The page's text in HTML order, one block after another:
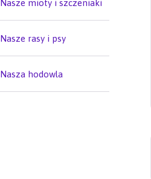
Nasze mioty i szczeniaki
Nasze rasy i psy
Nasza hodowla